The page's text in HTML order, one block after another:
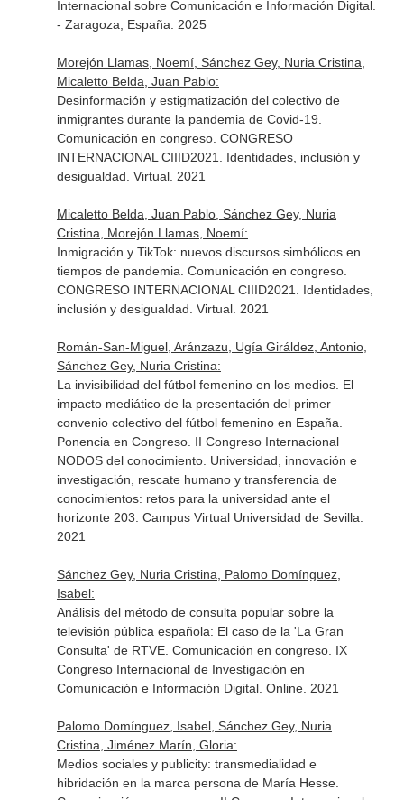
Internacional sobre Comunicación e Información Digital.
- Zaragoza, España. 2025
Morejón Llamas, Noemí, Sánchez Gey, Nuria Cristina,
Micaletto Belda, Juan Pablo:
Desinformación y estigmatización del colectivo de
inmigrantes durante la pandemia de Covid-19.
Comunicación en congreso. CONGRESO
INTERNACIONAL CIIID2021. Identidades, inclusión y
desigualdad. Virtual. 2021
Micaletto Belda, Juan Pablo, Sánchez Gey, Nuria
Cristina, Morejón Llamas, Noemí:
Inmigración y TikTok: nuevos discursos simbólicos en
tiempos de pandemia. Comunicación en congreso.
CONGRESO INTERNACIONAL CIIID2021. Identidades,
inclusión y desigualdad. Virtual. 2021
Román-San-Miguel, Aránzazu, Ugía Giráldez, Antonio,
Sánchez Gey, Nuria Cristina:
La invisibilidad del fútbol femenino en los medios. El
impacto mediático de la presentación del primer
convenio colectivo del fútbol femenino en España.
Ponencia en Congreso. II Congreso Internacional
NODOS del conocimiento. Universidad, innovación e
investigación, rescate humano y transferencia de
conocimientos: retos para la universidad ante el
horizonte 203. Campus Virtual Universidad de Sevilla.
2021
Sánchez Gey, Nuria Cristina, Palomo Domínguez,
Isabel:
Análisis del método de consulta popular sobre la
televisión pública española: El caso de la 'La Gran
Consulta' de RTVE. Comunicación en congreso. IX
Congreso Internacional de Investigación en
Comunicación e Información Digital. Online. 2021
Palomo Domínguez, Isabel, Sánchez Gey, Nuria
Cristina, Jiménez Marín, Gloria:
Medios sociales y publicity: transmedialidad e
hibridación en la marca persona de María Hesse.